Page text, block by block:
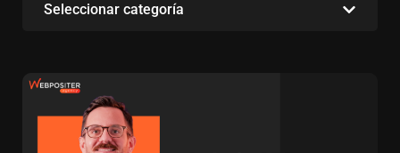
Seleccionar categoría
Marketing Digital
SEO
Paid Media